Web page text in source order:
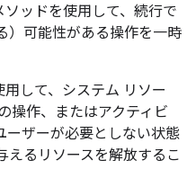
ソッドを使用して、続行で
）可能性がある操作を一時
用して、システム リソー
操作、またはアクティビ
ーザーが必要としない状態
えるリソースを解放するこ